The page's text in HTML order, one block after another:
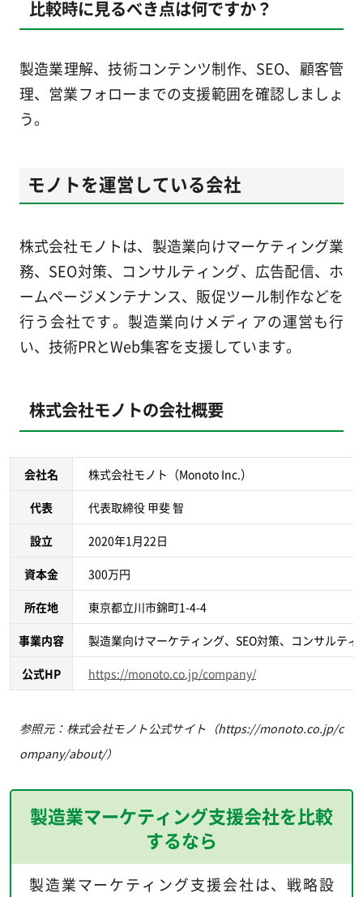
比較時に見るべき点は何ですか？
製造業理解、技術コンテンツ制作、SEO、顧客管
理、営業フォローまでの支援範囲を確認しましょ
う。
モノトを運営している会社
株式会社モノトは、製造業向けマーケティング業
務、SEO対策、コンサルティング、広告配信、ホ
ームページメンテナンス、販促ツール制作などを
行う会社です。製造業向けメディアの運営も行
い、技術PRとWeb集客を支援しています。
株式会社モノトの会社概要
会社名 株式会社モノト（Monoto Inc.）
代表 代表取締役 甲斐 智
設立 2020年1月22日
資本金 300万円
所在地 東京都立川市錦町1-4-4
事業内容 製造業向けマーケティング、SEO対策、コンサルテ
公式HP https://monoto.co.jp/company/
参照元：株式会社モノト公式サイト（https://monoto.co.jp/c
ompany/about/）
製造業マーケティング支援会社を比較
するなら
製造業マーケティング支援会社は、戦略設